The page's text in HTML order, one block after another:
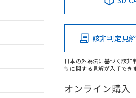
該非判定見
日本の外為法に基づく該非
制に関する見解が入手でき
オンライン購入